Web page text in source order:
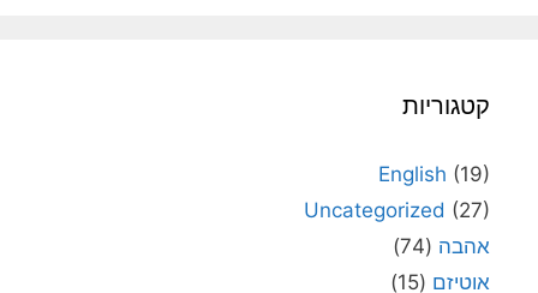
קטגוריות
English (19)
Uncategorized (27)
אהבה (74)
אוטיזם (15)